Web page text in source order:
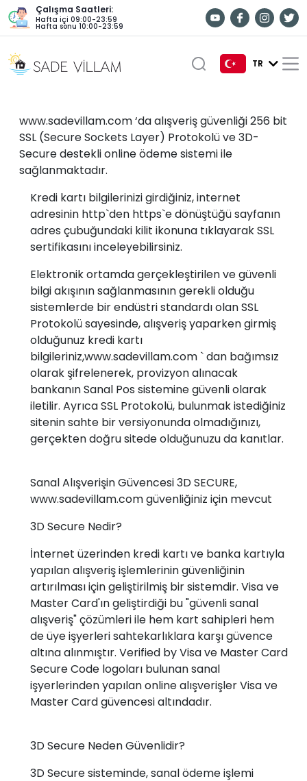
Çalışma Saatleri:
Hafta içi 09:00-23:59
Hafta sonu 10:00-23:59
TR
www.sadevillam.com ‘da alışveriş güvenliği 256 bit
SSL (Secure Sockets Layer) Protokolü ve 3D-
Secure destekli online ödeme sistemi ile
sağlanmaktadır.
Kredi kartı bilgilerinizi girdiğiniz, internet
adresinin http`den https`e dönüştüğü sayfanın
adres çubuğundaki kilit ikonuna tıklayarak SSL
sertifikasını inceleyebilirsiniz.
Elektronik ortamda gerçekleştirilen ve güvenli
bilgi akışının sağlanmasının gerekli olduğu
sistemlerde bir endüstri standardı olan SSL
Protokolü sayesinde, alışveriş yaparken girmiş
olduğunuz kredi kartı
bilgileriniz,www.sadevillam.com ` dan bağımsız
olarak şifrelenerek, provizyon alınacak
bankanın Sanal Pos sistemine güvenli olarak
iletilir. Ayrıca SSL Protokolü, bulunmak istediğiniz
sitenin sahte bir versiyonunda olmadığınızı,
gerçekten doğru sitede olduğunuzu da kanıtlar.
Sanal Alışverişin Güvencesi 3D SECURE,
www.sadevillam.com güvenliğiniz için mevcut
3D Secure Nedir?
İnternet üzerinden kredi kartı ve banka kartıyla
yapılan alışveriş işlemlerinin güvenliğinin
artırılması için geliştirilmiş bir sistemdir. Visa ve
Master Card'ın geliştirdiği bu "güvenli sanal
alışveriş" çözümleri ile hem kart sahipleri hem
de üye işyerleri sahtekarlıklara karşı güvence
altına alınmıştır. Verified by Visa ve Master Card
Secure Code logoları bulunan sanal
işyerlerinden yapılan online alışverişler Visa ve
Master Card güvencesi altındadır.
3D Secure Neden Güvenlidir?
3D Secure sisteminde, sanal ödeme işlemi